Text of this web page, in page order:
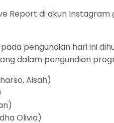
Report di akun
pengundian hari ini
dalam pengundian
Aisah)
Olivia)